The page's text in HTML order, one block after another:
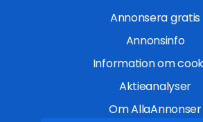
Annonsera gratis
Annonsinfo
Information om
Aktieanalyser
Om AllaAnnonser